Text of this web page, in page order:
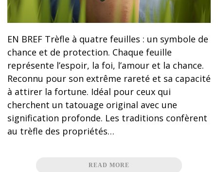
EN BREF Trèfle à quatre feuilles : un symbole de
chance et de protection. Chaque feuille
représente l’espoir, la foi, l’amour et la chance.
Reconnu pour son extrême rareté et sa capacité
à attirer la fortune. Idéal pour ceux qui
cherchent un tatouage original avec une
signification profonde. Les traditions confèrent
au trèfle des propriétés…
READ MORE